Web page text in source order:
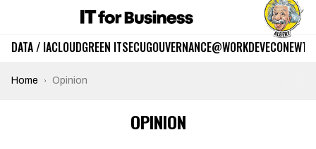
DATA / IACLOUDGREEN ITSECUGOUVERNANCE@WORKDEVECO
Home Opinion
OPINION